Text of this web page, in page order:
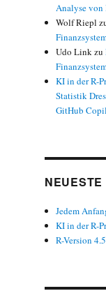
Analyse von
Wolf Riepl
Udo Linkzu
KI in der R-
Statistik
GitHub
Jedem
KI in der R-
R-Version